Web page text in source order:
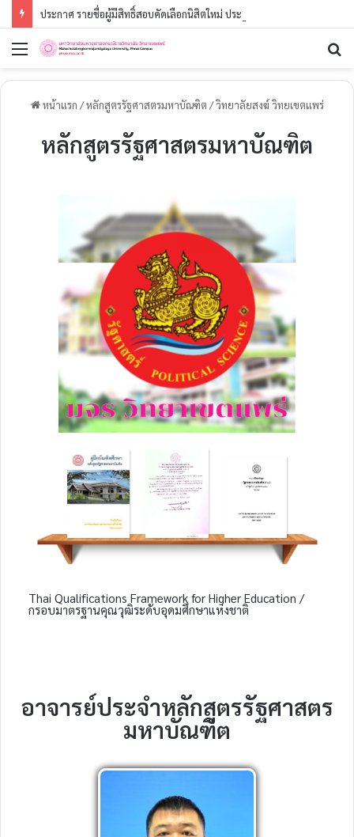
หน้าแรก / หลักสูตรรัฐศาสตรมหาบัณฑิต / วิทยาลัยสงฆ์ วิทยเขตแพร่
หลักสูตรรัฐศาสตรมหาบัณฑิต
Thai Qualifications Framework for Higher Education /
กรอบมาตรฐานคุณวุฒิระดับอุดมศึกษาแห่งชาติ
อาจารย์ประจำหลักสูตรรัฐศาสตร
มหาบัณฑิต